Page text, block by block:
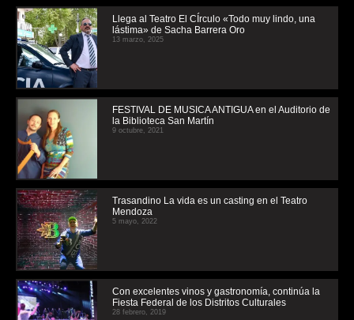
Llega al Teatro El CÍrculo «Todo muy lindo, una
lástima» de Sacha Barrera Oro
13 marzo, 2025
FESTIVAL DE MUSICA ANTIGUA en el Auditorio de
la Biblioteca San Martín
9 octubre, 2021
Trasandino La vida es un casting en el Teatro
Mendoza
5 mayo, 2022
Con excelentes vinos y gastronomía, continúa la
Fiesta Federal de los Distritos Culturales
28 febrero, 2019